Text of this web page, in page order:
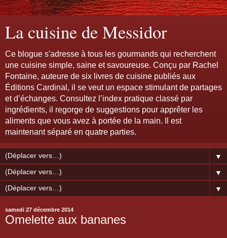
La cuisine de Messidor
Ce blogue s'adresse à tous les gourmands qui recherchent
une cuisine simple, saine et savoureuse. Conçu par Rachel
Fontaine, auteure de six livres de cuisine publiés aux
Éditions Cardinal, il se veut un espace stimulant de partages
et d’échanges. Consultez l’index pratique classé par
ingrédients, il regorge de suggestions pour apprêter les
aliments que vous avez à portée de la main. Il est
maintenant séparé en quatre parties.
▼
▼
▼
samedi 27 décembre 2014
Omelette aux bananes